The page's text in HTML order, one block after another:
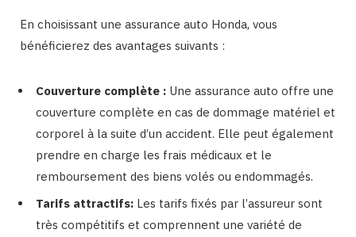
En choisissant une assurance auto Honda, vous
bénéficierez des avantages suivants :
Couverture complète : Une assurance auto offre une
couverture complète en cas de dommage matériel et
corporel à la suite d’un accident. Elle peut également
prendre en charge les frais médicaux et le
remboursement des biens volés ou endommagés.
Tarifs attractifs: Les tarifs fixés par l’assureur sont
très compétitifs et comprennent une variété de